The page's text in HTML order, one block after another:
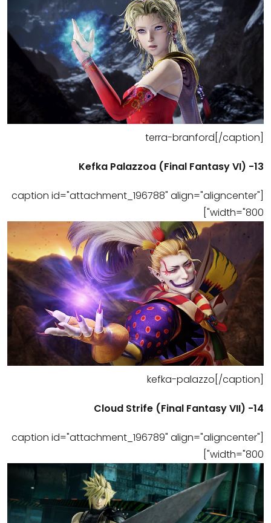
terra-branford[/caption]
13- (Kefka Palazzoa (Final Fantasy VI
[caption id="attachment_196788" align="aligncenter"
width="800"]
kefka-palazzo[/caption]
14- (Cloud Strife (Final Fantasy VII
[caption id="attachment_196789" align="aligncenter"
width="800"]